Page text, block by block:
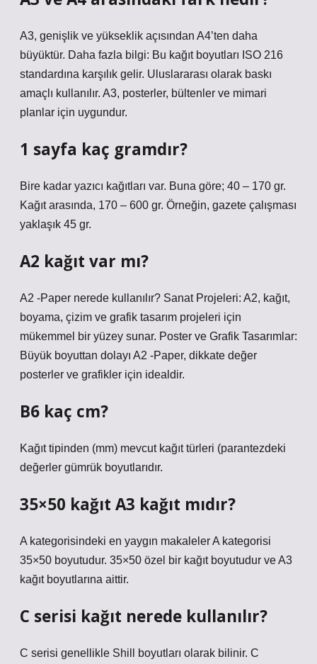
A3, genişlik ve yükseklik açısından A4’ten daha
büyüktür. Daha fazla bilgi: Bu kağıt boyutları ISO 216
standardına karşılık gelir. Uluslararası olarak baskı
amaçlı kullanılır. A3, posterler, bültenler ve mimari
planlar için uygundur.
1 sayfa kaç gramdır?
Bire kadar yazıcı kağıtları var. Buna göre; 40 – 170 gr.
Kağıt arasında, 170 – 600 gr. Örneğin, gazete çalışması
yaklaşık 45 gr.
A2 kağıt var mı?
A2 -Paper nerede kullanılır? Sanat Projeleri: A2, kağıt,
boyama, çizim ve grafik tasarım projeleri için
mükemmel bir yüzey sunar. Poster ve Grafik Tasarımlar:
Büyük boyuttan dolayı A2 -Paper, dikkate değer
posterler ve grafikler için idealdir.
B6 kaç cm?
Kağıt tipinden (mm) mevcut kağıt türleri (parantezdeki
değerler gümrük boyutlarıdır.
35×50 kağıt A3 kağıt mıdır?
A kategorisindeki en yaygın makaleler A kategorisi
35×50 boyutudur. 35×50 özel bir kağıt boyutudur ve A3
kağıt boyutlarına aittir.
C serisi kağıt nerede kullanılır?
C serisi genellikle Shill boyutları olarak bilinir. C